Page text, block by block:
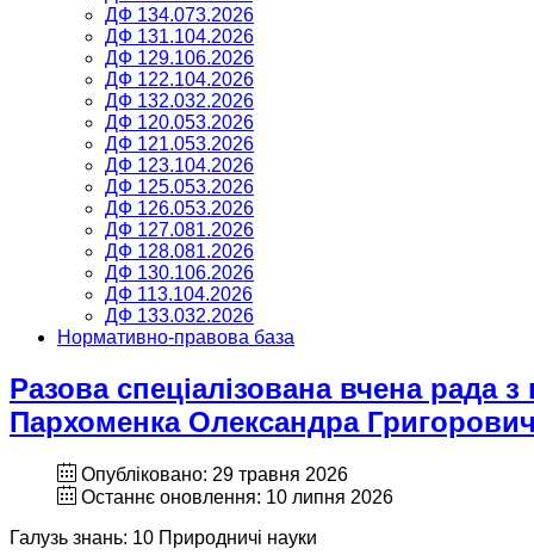
ДФ 134.073.2026
ДФ 131.104.2026
ДФ 129.106.2026
ДФ 122.104.2026
ДФ 132.032.2026
ДФ 120.053.2026
ДФ 121.053.2026
ДФ 123.104.2026
ДФ 125.053.2026
ДФ 126.053.2026
ДФ 127.081.2026
ДФ 128.081.2026
ДФ 130.106.2026
ДФ 113.104.2026
ДФ 133.032.2026
Нормативно-правова база
Разова спеціалізована вчена рада
Пархоменка Олександра
Опубліковано: 29 травня 2026
Останнє оновлення: 10 липня 2026
Галузь знань: 10 Природничі науки